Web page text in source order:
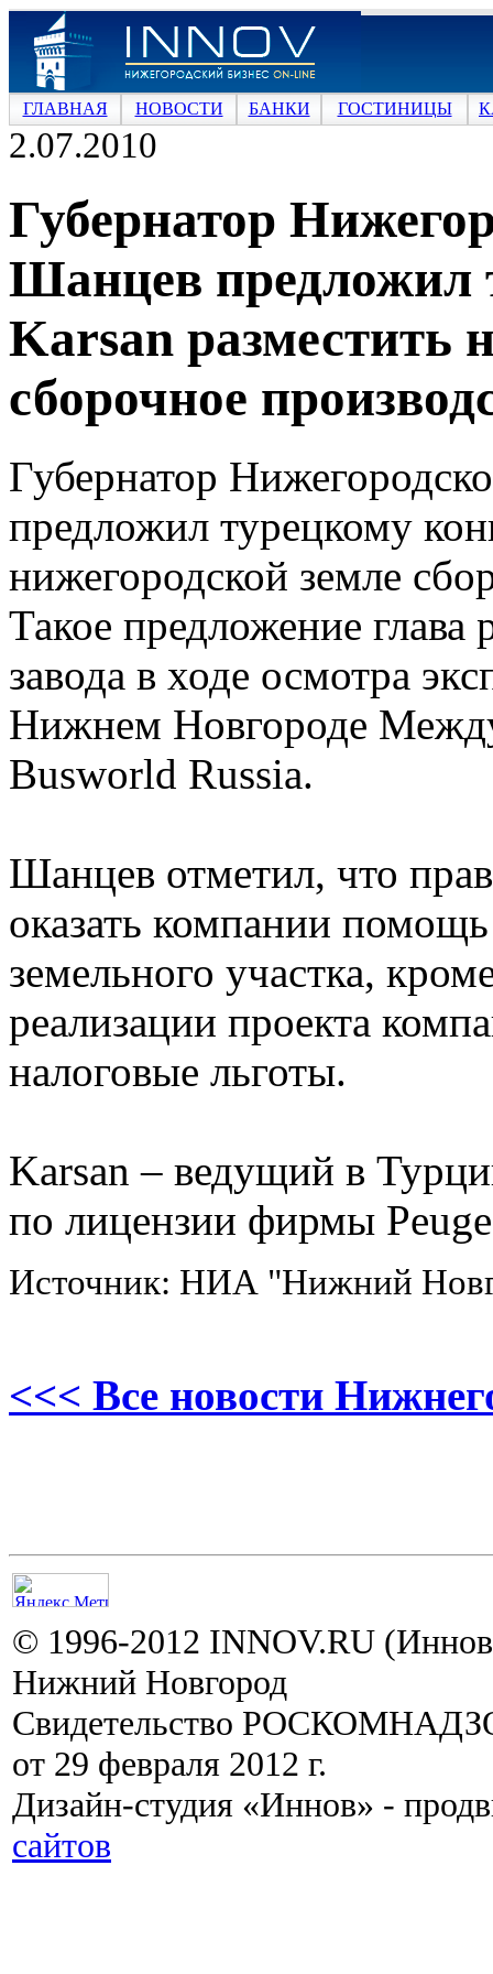
ГЛАВНАЯ НОВОСТИ БАНКИ ГОСТИНИЦЫ
2.07.2010
Губернатор
Шанцев предложил
Karsan разместить
сборочное
Губернатор
предложил турецкому
нижегородской земле
Такое предложение глава
завода в ходе осмотра
Нижнем Новгороде
Busworld Russia.
Шанцев отметил, что
оказать компании
земельного участка,
реализации проекта
налоговые льготы.
Karsan – ведущий в
по лицензии фирмы
Источник: НИА "Нижний
<<< Все новости
© 1996-2012 INNOV.RU
Нижний Новгород
Свидетельство
от 29 февраля 2012 г.
Дизайн-студия «Иннов» -
сайтов